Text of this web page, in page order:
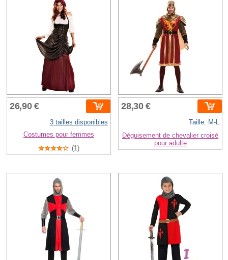
26,90 €
3 tailles disponibles
Costumes pour femmes
(1)
28,30 €
Taille: M-L
Déguisement de chevalier croisé
pour adulte